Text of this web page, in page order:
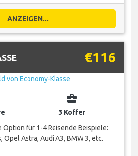
ANZEIGEN...
€116
business_center
3 Koffer
Option für 1-4 Reisende Beispiele:
Opel Astra, Audi A3, BMW 3, etc.